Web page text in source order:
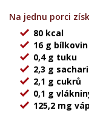
Na jednu porci
80 kcal
16 g bílkovin
0,4 g tuku
2,3 g
2,1 g cukrů
0,1 g
125,2 mg